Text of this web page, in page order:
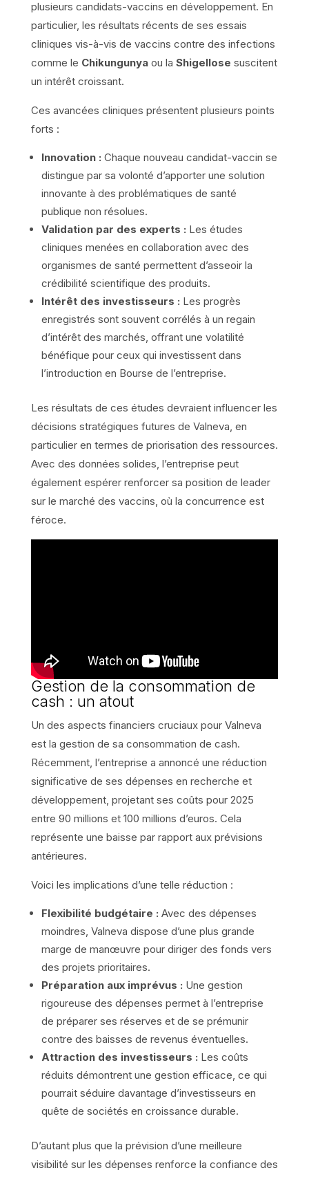
plusieurs candidats-vaccins en développement. En
particulier, les résultats récents de ses essais
cliniques vis-à-vis de vaccins contre des infections
comme le Chikungunyaou la Shigellose suscitent
un intérêt croissant.
Ces avancées cliniques présentent plusieurs points
forts :
Innovation : Chaque nouveau candidat-vaccin se
distingue par sa volonté d’apporter une solution
innovante à des problématiques de santé
publique non résolues.
Validation par des experts : Les études
cliniques menées en collaboration avec des
organismes de santé permettent d’asseoir la
crédibilité scientifique des produits.
Intérêt des investisseurs : Les progrès
enregistrés sont souvent corrélés à un regain
d’intérêt des marchés, offrant une volatilité
bénéfique pour ceux qui investissent dans
l’introduction en Bourse de l’entreprise.
Les résultats de ces études devraient influencer les
décisions stratégiques futures de Valneva, en
particulier en termes de priorisation des ressources.
Avec des données solides, l’entreprise peut
également espérer renforcer sa position de leader
sur le marché des vaccins, où la concurrence est
féroce.
Gestion de la consommation de
cash : un atout
Un des aspects financiers cruciaux pour Valneva
est la gestion de sa consommation de cash.
Récemment, l’entreprise a annoncé une réduction
significative de ses dépenses en recherche et
développement, projetant ses coûts pour 2025
entre 90 millions et 100 millions d’euros. Cela
représente une baisse par rapport aux prévisions
antérieures.
Voici les implications d’une telle réduction :
Flexibilité budgétaire : Avec des dépenses
moindres, Valneva dispose d’une plus grande
marge de manœuvre pour diriger des fonds vers
des projets prioritaires.
Préparation aux imprévus : Une gestion
rigoureuse des dépenses permet à l’entreprise
de préparer ses réserves et de se prémunir
contre des baisses de revenus éventuelles.
Attraction des investisseurs : Les coûts
réduits démontrent une gestion efficace, ce qui
pourrait séduire davantage d’investisseurs en
quête de sociétés en croissance durable.
D’autant plus que la prévision d’une meilleure
visibilité sur les dépenses renforce la confiance des